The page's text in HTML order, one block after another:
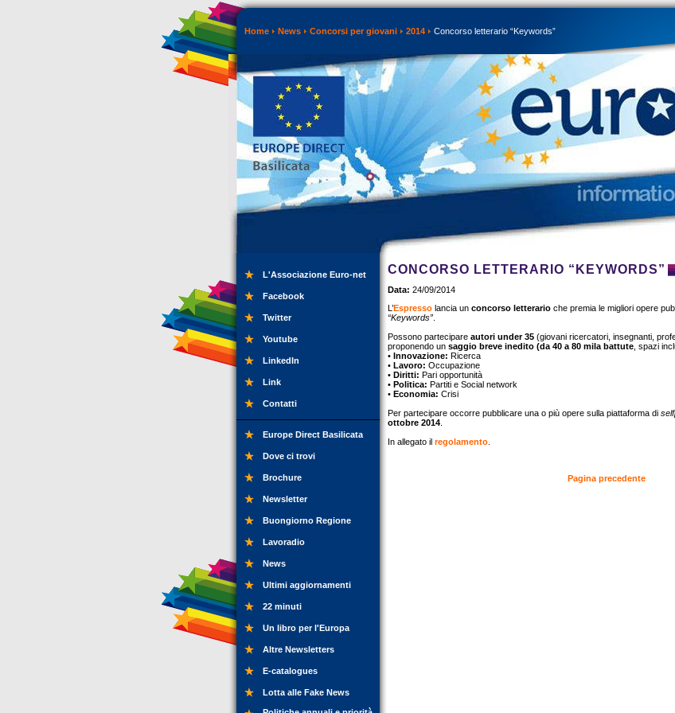
Home News Concorsi per giovani 2014 Concorso letterario “Keywords”
L'Associazione Euro-net
Facebook
Twitter
Youtube
LinkedIn
Link
Contatti
Europe Direct Basilicata
Dove ci trovi
Brochure
Newsletter
Buongiorno Regione
Lavoradio
News
Ultimi aggiornamenti
22 minuti
Un libro per l'Europa
Altre Newsletters
E-catalogues
Lotta alle Fake News
CONCORSO LETTERARIO “KEYWORDS”
Data: 24/09/2014
L’Espresso lancia un concorso letterario che premia le migliori opere
“Keywords”
Possono partecipare autori under 35 (giovani ricercatori, insegnanti,
proponendo un saggio breve inedito (da 40 a 80 mila battute , spazi
• Innovazione: Ricerca
• Lavoro: Occupazione
• Diritti: Pari opportunità
• Politica: Partiti e Social network
• Economia: Crisi
Per partecipare occorre pubblicare una o più opere sulla piattaforma di
ottobre 2014
In allegato il regolamento
Pagina precedente